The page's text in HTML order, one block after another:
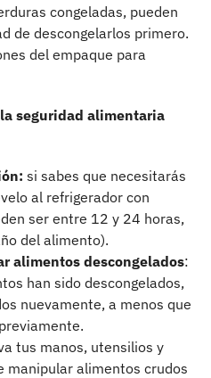
congeladas, pueden
de descongelarlos primero.
del empaque para
seguridad alimentaria
si sabes que necesitarás
al refrigerador con
ser entre 12 y 24 horas,
del alimento).
alimentos descongelados:
han sido descongelados,
nuevamente, a menos que
tus manos, utensilios y
manipular alimentos crudos